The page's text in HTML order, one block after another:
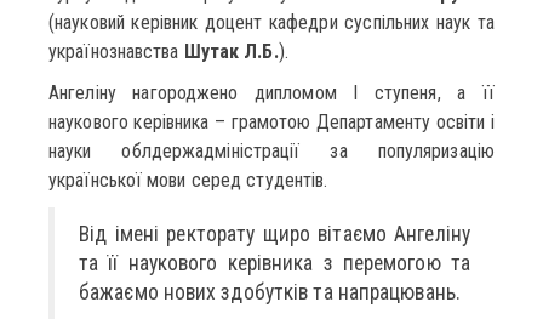
(науковий керівник доцент кафедри суспільних наук та
українознавства Шутак Л.Б.).
Ангеліну нагороджено дипломом І ступеня, а її
наукового керівника – грамотою Департаменту освіти і
науки облдержадміністрації за популяризацію
української мови серед студентів.
Від імені ректорату щиро вітаємо Ангеліну
та її наукового керівника з перемогою та
бажаємо нових здобутків та напрацювань.